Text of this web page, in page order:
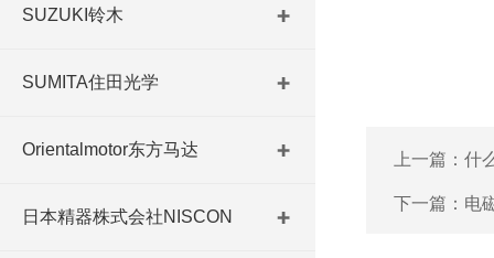
上一篇： 什
下一篇： 电
SUZUKI铃木
SUMITA住田光学
Orientalmotor东方马达
日本精器株式会社NISCON